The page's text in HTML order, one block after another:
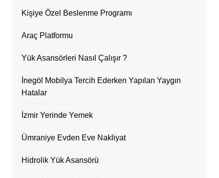
Kişiye Özel Beslenme Programı
Araç Platformu
Yük Asansörleri Nasıl Çalışır ?
İnegöl Mobilya Tercih Ederken Yapılan Yaygın
Hatalar
İzmir Yerinde Yemek
Ümraniye Evden Eve Nakliyat
Hidrolik Yük Asansörü